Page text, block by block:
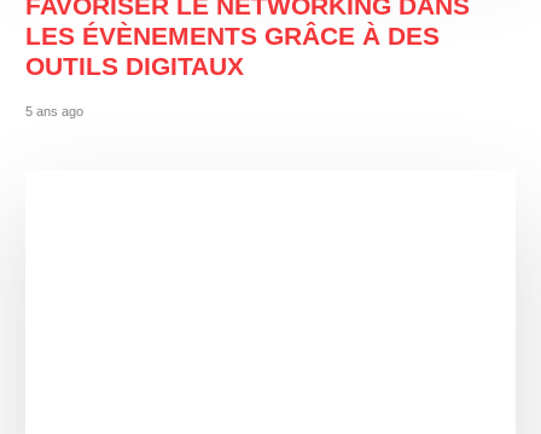
FAVORISER LE NETWORKING DANS
LES ÉVÈNEMENTS GRÂCE À DES
OUTILS DIGITAUX
5 ans ago